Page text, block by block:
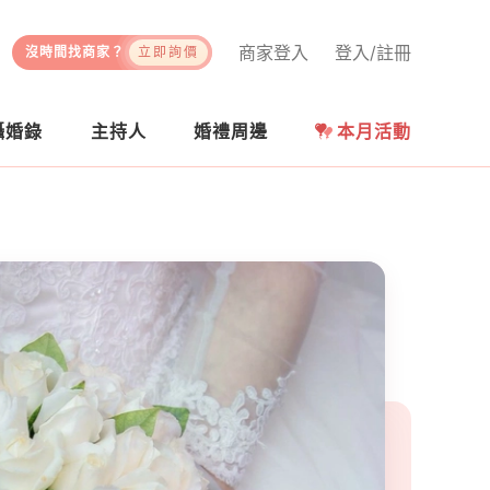
登入/註冊
商家登入
沒時間找商家？ 立即詢價
婚錄 主持人 婚禮周邊 本月活動